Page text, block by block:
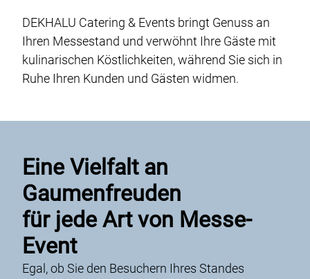
DEKHALU Catering & Events bringt Genuss an
Ihren Messestand und verwöhnt Ihre Gäste mit
kulinarischen Köstlichkeiten, während Sie sich in
Ruhe Ihren Kunden und Gästen widmen.
Eine Vielfalt an
Gaumenfreuden
für jede Art von Messe-
Event
Egal, ob Sie den Besuchern Ihres Standes